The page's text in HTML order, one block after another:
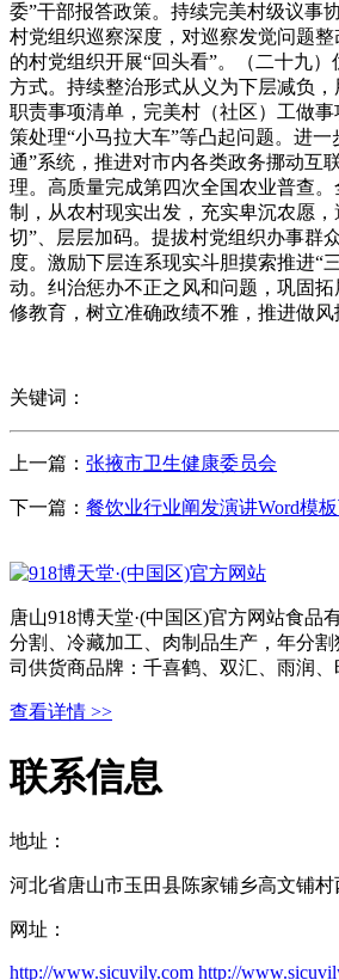
委”干部报答政策。持续完美村级议事
村党组织巡察深度，对巡察发觉问题
的村党组织开展“回头看”。（二十九
方式。持续整治形式从义为下层减负
职责事项清单，完美村（社区）工做
策处理“小马拉大车”等凸起问题。进一
通”系统，推进对市内各类政务挪动互
理。高质量完成第四次全国农业普查。
制，从农村现实出发，充实卑沉农愿，
切”、层层加码。提拔村党组织办事群
度。激励下层连系现实斗胆摸索推进“
动。纠治惩办不正之风和问题，巩固
修教育，树立准确政绩不雅，推进做风
关键词：
上一篇： 张掖市卫生健康委员会
下一篇： 餐饮业行业阐发演讲Word模
唐山918博天堂·(中国区)官方网站食品
分割、冷藏加工、肉制品生产，年分
司供货商品牌：千喜鹤、双汇、雨润
查看详情 >>
联系信息
地址：
河北省唐山市玉田县陈家铺乡高文铺村
网址：
http://www.sicuvily.com http://